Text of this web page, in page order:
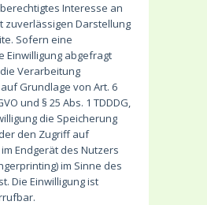
Interesse an
zuverlässigen Darstellung
Sofern eine
Einwilligung abgefragt
Verarbeitung
Grundlage von Art. 6
und § 25 Abs. 1 TDDDG,
die Speicherung
den Zugriff auf
Endgerät des Nutzers
im Sinne des
Die Einwilligung ist